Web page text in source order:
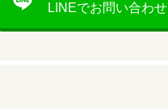
LINEでお問い合わせ